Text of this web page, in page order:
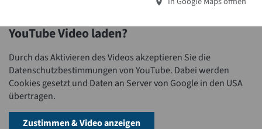
YouTube Video laden?
Durch das Aktivieren des Videos akzeptieren Sie die
Datenschutzbestimmungen von YouTube. Dabei werden
Cookies gesetzt und Daten an Server von Google in den USA
übertragen.
Zustimmen & Video anzeigen